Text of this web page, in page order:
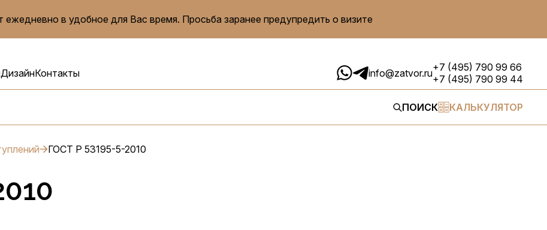
ежедневно в удобное для Вас время. Просьба заранее предупредить о визите
ДизайнКонтакты info@zatvor.ru+7 (495) 790 99 66
+7 (495) 790 99 44
ПОИСК КАЛЬКУЛЯТОР
ГОСТ Р 53195-5-2010